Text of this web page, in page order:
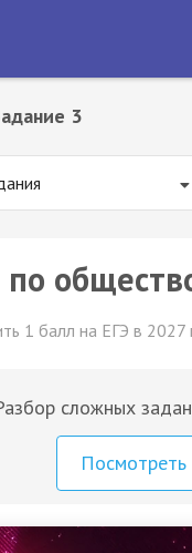
3
1 балл на ЕГЭ в 2027
сложных
Посмотреть